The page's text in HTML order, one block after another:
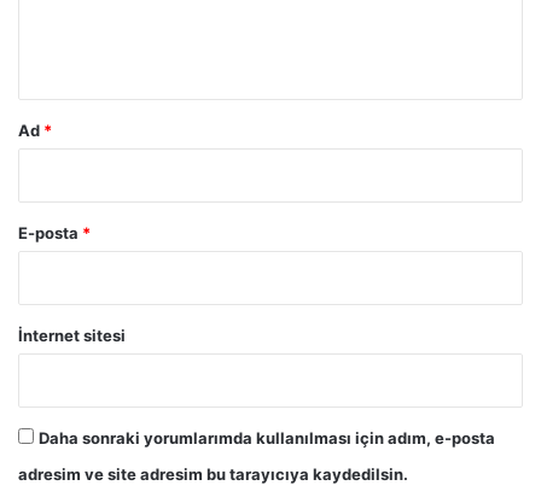
Ad *
E-posta *
İnternet sitesi
Daha sonraki yorumlarımda kullanılması için adım, e-posta
adresim ve site adresim bu tarayıcıya kaydedilsin.